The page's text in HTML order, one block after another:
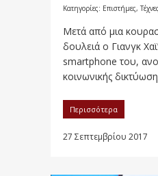
Κατηγορίες: Επιστήμες,
Μετά από μια
δουλειά ο Γιανγκ
smartphone του,
κοινωνικής
Περισσότερα
27 Σεπτεμβρίου 2017